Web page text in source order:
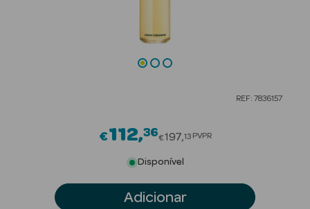
Beauty Season
Beauty Season
REF: 7836157
€112 36Price reduced from
€197 13 PVPR
Disponível
Adicionar